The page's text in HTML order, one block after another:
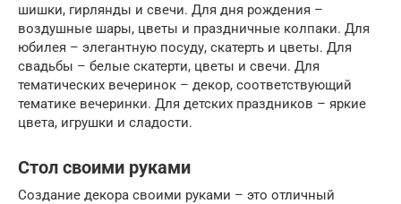
шишки, гирлянды и свечи. Для дня рождения –
воздушные шары, цветы и праздничные колпаки. Для
юбилея – элегантную посуду, скатерть и цветы. Для
свадьбы – белые скатерти, цветы и свечи. Для
тематических вечеринок – декор, соответствующий
тематике вечеринки. Для детских праздников – яркие
цвета, игрушки и сладости.
Стол своими руками
Создание декора своими руками – это отличный